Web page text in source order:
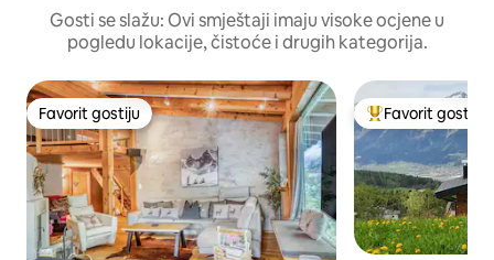
Gosti se slažu: Ovi smještaji imaju visoke ocjene u
pogledu lokacije, čistoće i drugih kategorija.
Favorit gostiju
Favorit gostiju Glavni favorit
Favorit gostiju